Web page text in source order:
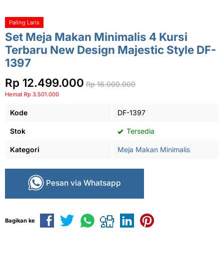
Paling Laris
Set Meja Makan Minimalis 4 Kursi
Terbaru New Design Majestic Style DF-
1397
Rp 12.499.000 Rp 16.000.000
Hemat Rp 3.501.000
Kode DF-1397
Stok Tersedia
Kategori Meja Makan Minimalis
Pesan via Whatsapp
Bagikan ke